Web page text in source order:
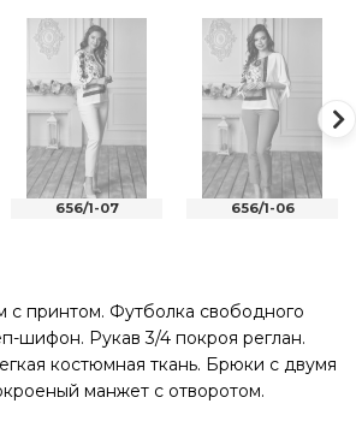
656/1-07 656/1-06
с принтом. Футболка свободного
шифон. Рукав 3/4 покроя реглан.
костюмная ткань. Брюки с двумя
манжет с отворотом.